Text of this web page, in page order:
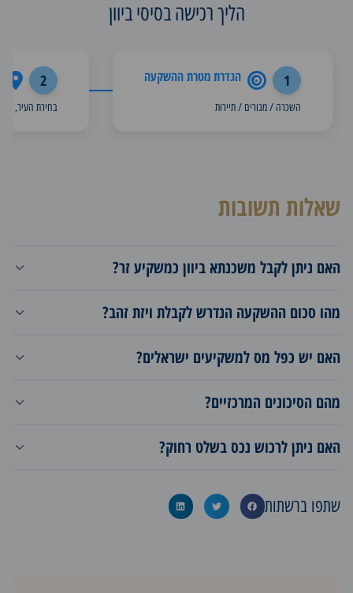
הליך רכישה בסיסי ביוון
1 הגדרת מטרת ההשקעה
השכרה / מגורים / תיירות
2
בחירת העיר,
שאלות תשובות
האם ניתן לקבל משכנתא ביוון כמשקיע זר?
מהו סכום ההשקעה הנדרש לקבלת ויזת זהב?
האם יש כפל מס למשקיעים ישראלים?
מהם הסיכונים המרכזיים?
האם ניתן לרכוש נכס בשלט רחוק?